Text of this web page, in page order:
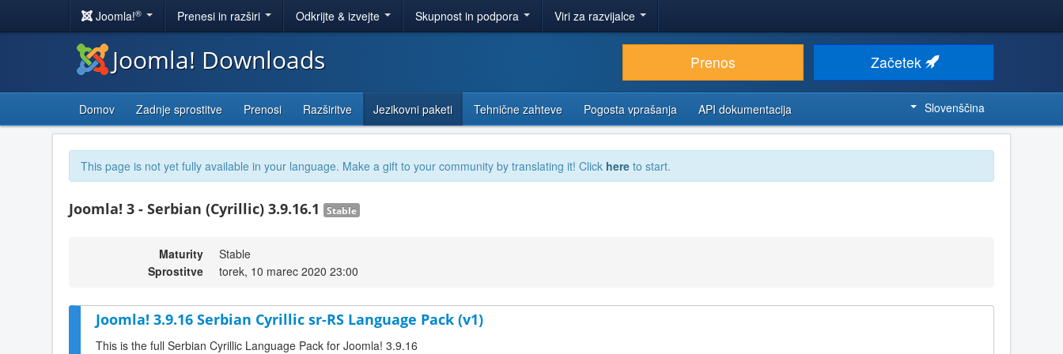
Joomla!® Prenesi in razširi Odkrijte & izvejte Skupnost in podpora Viri za razvijalce
Joomla! Downloads Prenos Začetek
Domov Zadnje sprostitve Prenosi Razširitve Jezikovni paketi Tehnične zahteve Pogosta vprašanja API dokumentacija Slovenščina
This page is not yet fully available in your language. Make a gift to your community by translating it! Click here to start.
Joomla! 3 - Serbian (Cyrillic) 3.9.16.1 Stable
Maturity
Stable
Sprostitve
torek, 10 marec 2020 23:00
Joomla! 3.9.16 Serbian Cyrillic sr-RS Language Pack (v1)
This is the full Serbian Cyrillic Language Pack for Joomla! 3.9.16